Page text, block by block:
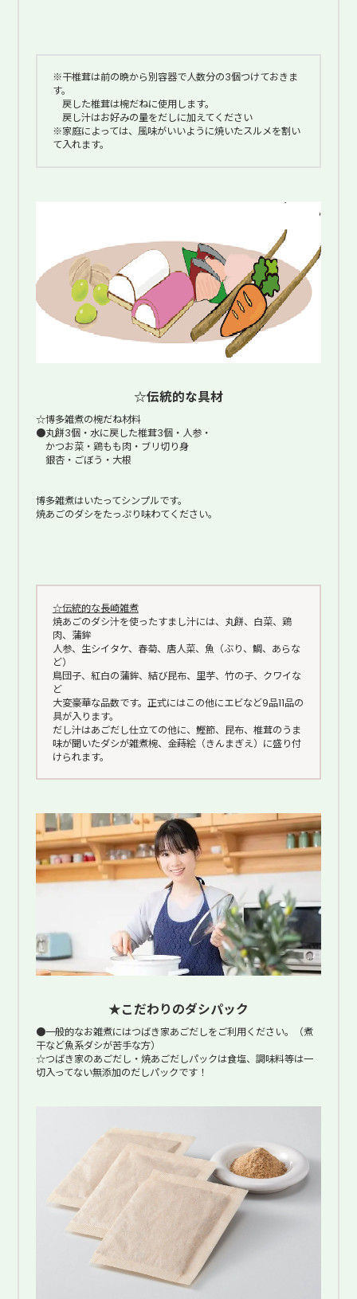
※干椎茸は前の晩から別容器で人数分の3個つけておきま
す。
戻した椎茸は椀だねに使用します。
戻し汁はお好みの量をだしに加えてください
※家庭によっては、風味がいいように焼いたスルメを割い
て入れます。
☆伝統的な具材
☆博多雑煮の椀だね材料
●丸餅3個・水に戻した椎茸3個・人参・
かつお菜・鶏もも肉・ブリ切り身
銀杏・ごぼう・大根
博多雑煮はいたってシンプルです。
焼あごのダシをたっぷり味わてください。
☆伝統的な長崎雑煮
焼あごのダシ汁を使ったすまし汁には、丸餅、白菜、鶏
肉、蒲鉾
人参、生シイタケ、春菊、唐人菜、魚（ぶり、鯛、あらな
ど）
鳥団子、紅白の蒲鉾、結び昆布、里芋、竹の子、クワイな
ど
大変豪華な品数です。正式にはこの他にエビなど9品11品の
具が入ります。
だし汁はあごだし仕立ての他に、鰹節、昆布、椎茸のうま
味が聞いたダシが雑煮椀、金蒔絵（きんまぎえ）に盛り付
けられます。
★こだわりのダシパック
●一般的なお雑煮にはつばき家あごだしをご利用ください。（煮
干など魚系ダシが苦手な方）
☆つばき家のあごだし・焼あごだしパックは食塩、調味料等は一
切入ってない無添加のだしパックです！